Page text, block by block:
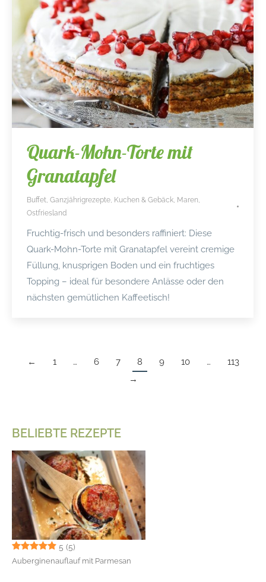
Quark-Mohn-Torte mit
Granatapfel
Buffet Ganzjährigrezepte Kuchen & Gebäck Maren
Ostfriesland
Fruchtig-frisch und besonders raffiniert: Diese
Quark-Mohn-Torte mit Granatapfel vereint cremige
Füllung, knusprigen Boden und ein fruchtiges
Topping – ideal für besondere Anlässe oder den
nächsten gemütlichen Kaffeetisch!
← 1 … 6 7 8 9 10 …
113
→
BELIEBTE REZEPTE
5 (5)
Auberginenauflauf mit Parmesan